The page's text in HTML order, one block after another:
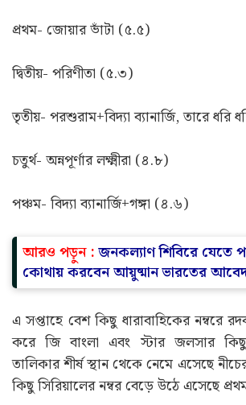
প্রথম- জোয়ার ভাঁটা (৫.৫)
দ্বিতীয়- পরিণীতা (৫.৩)
তৃতীয়- পরশুরাম+বিদ্যা ব্যানার্জি, তারে ধরি
চতুর্থ- অন্নপূর্ণার লক্ষ্মীরা (৪.৮)
পঞ্চম- বিদ্যা ব্যানার্জি+গঙ্গা (৪.৬)
আরও পড়ুন :জনকল্যাণ শিবিরে যেতে
কোথায় করবেন আয়ুষ্মান ভারতের
এ সপ্তাহে বেশ কিছু ধারাবাহিকের নম্বরে
করে জি বাংলা এবং স্টার জলসার কিছু
তালিকার শীর্ষ স্থান থেকে নেমে এসেছে
কিছু সিরিয়ালের নম্বর বেড়ে উঠে এসেছে